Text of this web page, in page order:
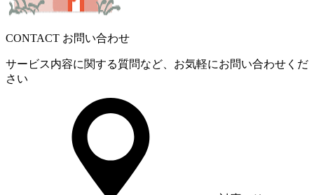
CONTACT お問い合わせ
サービス内容に関する質問など、お気軽にお問い合わせくだ
さい